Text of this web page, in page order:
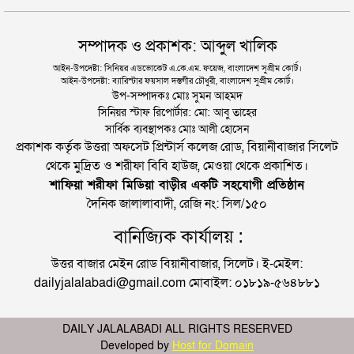
সম্পাদক ও প্রকাশক: আব্দুল খালিক
আইন-উপদেষ্টা: সিনিয়র এডভোকেট এ.কে.এম. ফয়েজ, বাংলাদেশ সুপ্রীম কোর্ট।
আইন-উপদেষ্টা: ব্যারিস্টার ফয়সাল দস্তগীর চৌধুরী, বাংলাদেশ সুপ্রীম কোর্ট।
উপ-সম্পাদকঃ মোঃ সুমন আহমদ
সিনিয়র স্টাফ রিপোর্টার: মো: আবু তাহের
সার্বিক ব্যবস্থাপকঃ মোঃ আলী হোসেন
প্রকাশক কর্তৃক উত্তরা অফসেট প্রিন্টার্স কলেজ রোড, বিয়ানীবাজার সিলেট
থেকে মুদ্রিত ও শরীফা বিবি হাউজ, মেওয়া থেকে প্রকাশিত।
শাফিয়া শরীফা মিডিয়া বাড়ীর একটি সহযোগী প্রতিষ্ঠান
দৈনিক জালালাবাদী, রেজি নং: সিল/১৫০
বানিজ্যিক কার্যালয় :
উত্তর বাজার মেইন রোড বিয়ানীবাজার, সিলেট। ই-মেইল:
dailyjalalabadi@gmail.com মোবাইল: ০১৮১৯-৫৬৪৮৮১
DAILY JALALABADI ALL RIGHTS RESERVED
Developed by Host for Domain